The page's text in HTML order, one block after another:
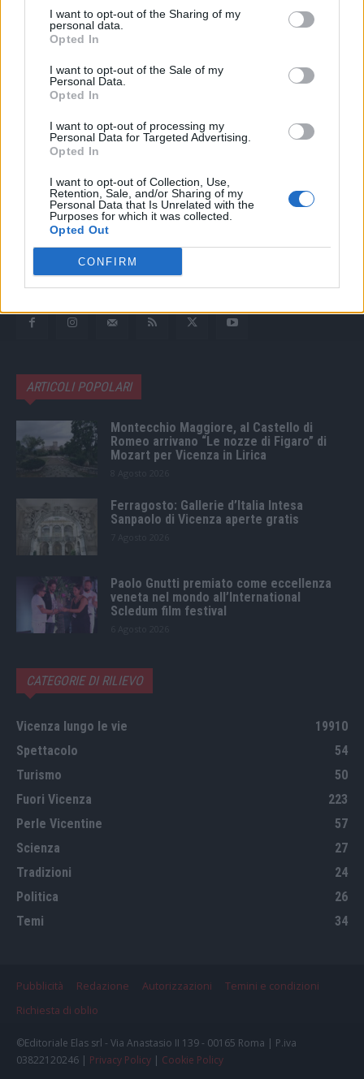
I want to opt-out of the Sharing of my
personal data.
Opted In
I want to opt-out of the Sale of my
Personal Data.
Opted In
I want to opt-out of processing my
Personal Data for Targeted Advertising.
Opted In
I want to opt-out of Collection, Use,
Retention, Sale, and/or Sharing of my
Personal Data that Is Unrelated with the
Purposes for which it was collected.
Opted Out
CONFIRM
Quotidiano web del bello e sul buono di Vicenza e dintorni
redazione@laltravicenza.it
Pubblicità
laltravicenza@laltravicenza.it
Amministrazione
ARTICOLI POPOLARI
Montecchio Maggiore, al Castello di
Romeo arrivano “Le nozze di Figaro” di
Mozart per Vicenza in Lirica
Ferragosto: Gallerie d’Italia Intesa
Sanpaolo di Vicenza aperte gratis
Paolo Gnutti premiato come eccellenza
veneta nel mondo all’International
Scledum film festival
CATEGORIE DI RILIEVO
Vicenza lungo le vie
19910
Spettacolo
54
Turismo
50
Fuori Vicenza
223
Perle Vicentine
57
Scienza
27
Tradizioni
24
Politica
26
Temi
34
Pubblicità Redazione Autorizzazioni
Temini e condizioni
Richiesta di oblio
©Editoriale Elas srl - Via Anastasio II 139 - 00165 Roma | P.iva
03822120246 | Privacy Policy | Cookie Policy